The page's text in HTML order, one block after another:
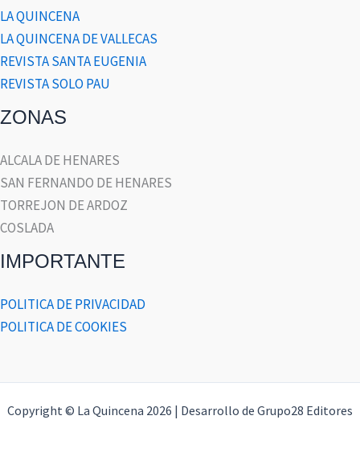
LA QUINCENA
LA QUINCENA DE VALLECAS
REVISTA SANTA EUGENIA
REVISTA SOLO PAU
ZONAS
ALCALA DE HENARES
SAN FERNANDO DE HENARES
TORREJON DE ARDOZ
COSLADA
IMPORTANTE
POLITICA DE PRIVACIDAD
POLITICA DE COOKIES
Copyright © La Quincena 2026 | Desarrollo de Grupo28 Editores